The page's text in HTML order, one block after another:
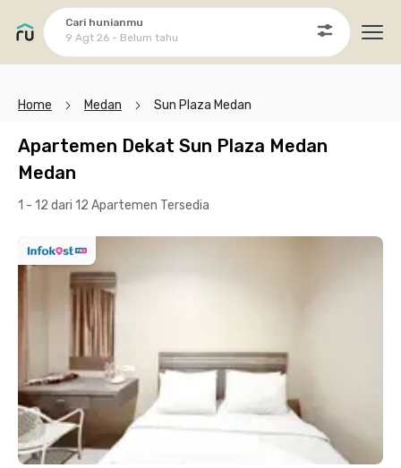
Cari hunianmu
9 Agt 26 - Belum tahu
Home Medan Sun Plaza Medan
Apartemen Dekat Sun Plaza Medan
Medan
1 - 12 dari 12 Apartemen Tersedia